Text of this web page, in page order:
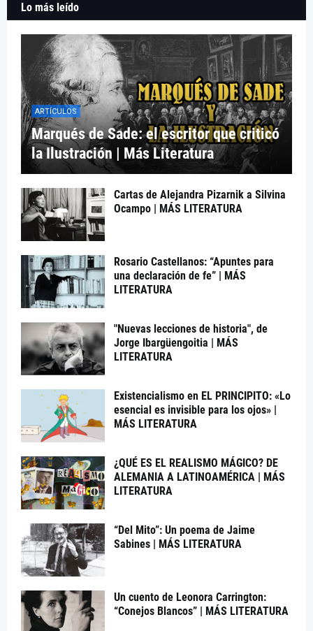
Lo más leído
ARTÍCULOS
Marqués de Sade: el escritor que criticó
la Ilustración | Más Literatura
Cartas de Alejandra Pizarnik a Silvina
Ocampo | MÁS LITERATURA
Rosario Castellanos: “Apuntes para
una declaración de fe” | MÁS
LITERATURA
"Nuevas lecciones de historia", de
Jorge Ibargüengoitia | MÁS
LITERATURA
Existencialismo en EL PRINCIPITO: «Lo
esencial es invisible para los ojos» |
MÁS LITERATURA
¿QUÉ ES EL REALISMO MÁGICO? DE
ALEMANIA A LATINOAMÉRICA | MÁS
LITERATURA
“Del Mito”: Un poema de Jaime
Sabines | MÁS LITERATURA
Un cuento de Leonora Carrington:
“Conejos Blancos” | MÁS LITERATURA